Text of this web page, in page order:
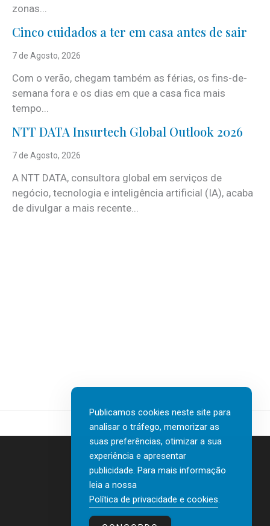
zonas...
Cinco cuidados a ter em casa antes de sair
7 de Agosto, 2026
Com o verão, chegam também as férias, os fins-de-
semana fora e os dias em que a casa fica mais
tempo...
NTT DATA Insurtech Global Outlook 2026
7 de Agosto, 2026
A NTT DATA, consultora global em serviços de
negócio, tecnologia e inteligência artificial (IA), acaba
de divulgar a mais recente...
Contactos
Política de privacidade e cookies
Publicamos cookies neste site para
analisar o tráfego, memorizar as
suas preferências, otimizar a sua
experiência e apresentar
publicidade. Para mais informação
leia a nossa
Política de privacidade e cookies.